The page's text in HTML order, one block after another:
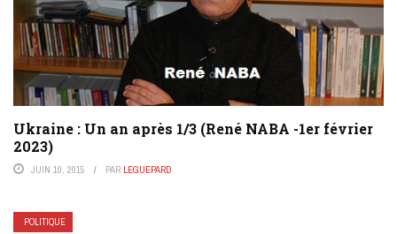
Ukraine : Un an après 1/3 (René NABA -1er février
2023)
JUIN 10, 2015 PAR LEGUEPARD
POLITIQUE